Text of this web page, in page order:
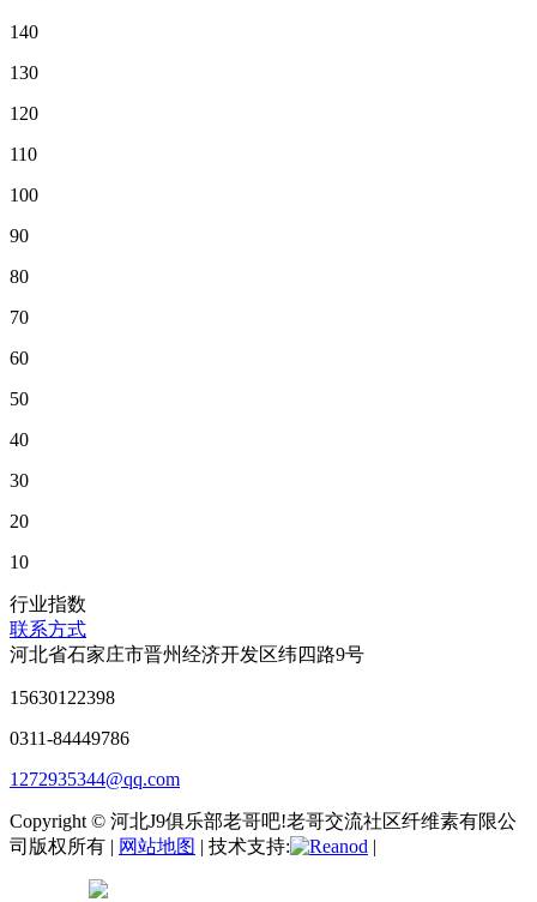
140
130
120
110
100
90
80
70
60
50
40
30
20
10
行业指数
联系方式
河北省石家庄市晋州经济开发区纬四路9号
15630122398
0311-84449786
1272935344@qq.com
Copyright © 河北J9俱乐部老哥吧!老哥交流社区纤维素有限公
司版权所有 | 网站地图 | 技术支持: |